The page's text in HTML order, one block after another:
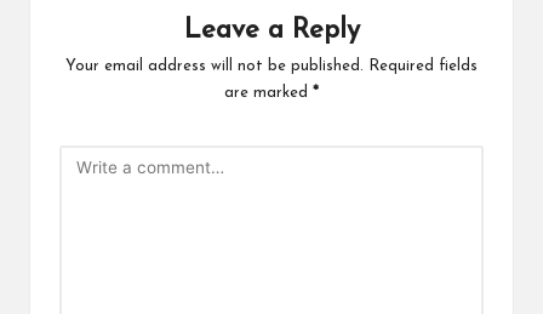
Leave a Reply
Your email address will not be published.
Required fields
are marked *